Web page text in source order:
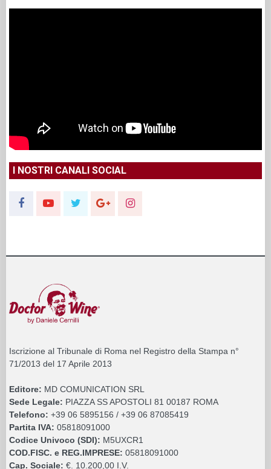
I NOSTRI CANALI SOCIAL
Iscrizione al Tribunale di Roma nel Registro della Stampa n°
71/2013 del 17 Aprile 2013
Editore: MD COMUNICATION SRL
Sede Legale: PIAZZA SS APOSTOLI 81 00187 ROMA
Telefono: +39 06 5895156 / +39 06 87085419
Partita IVA: 05818091000
Codice Univoco (SDI): M5UXCR1
COD.FISC. e REG.IMPRESE: 05818091000
Cap. Sociale: €. 10.200,00 I.V.